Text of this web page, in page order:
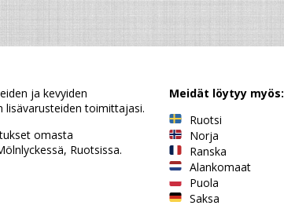
ja kevyiden
lisävarusteiden toimittajasi.
omasta
Ruotsissa.
Meidät löytyy myös:
Ruotsi
Norja
Ranska
Alankomaat
Puola
Saksa